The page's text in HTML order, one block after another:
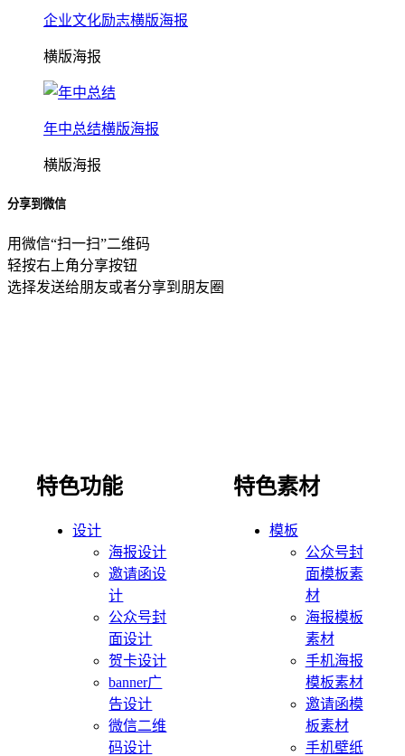
企业文化励志横版海报
横版海报
年中总结横版海报
横版海报
分享到微信
用微信“扫一扫”二维码
轻按右上角分享按钮
选择发送给朋友或者分享到朋友圈
特色功能
设计
海报设计
邀请函设
计
公众号封
面设计
贺卡设计
banner广
告设计
微信二维
码设计
特色素材
模板
公众号封
面模板素
材
海报模板
素材
手机海报
模板素材
邀请函模
板素材
手机壁纸